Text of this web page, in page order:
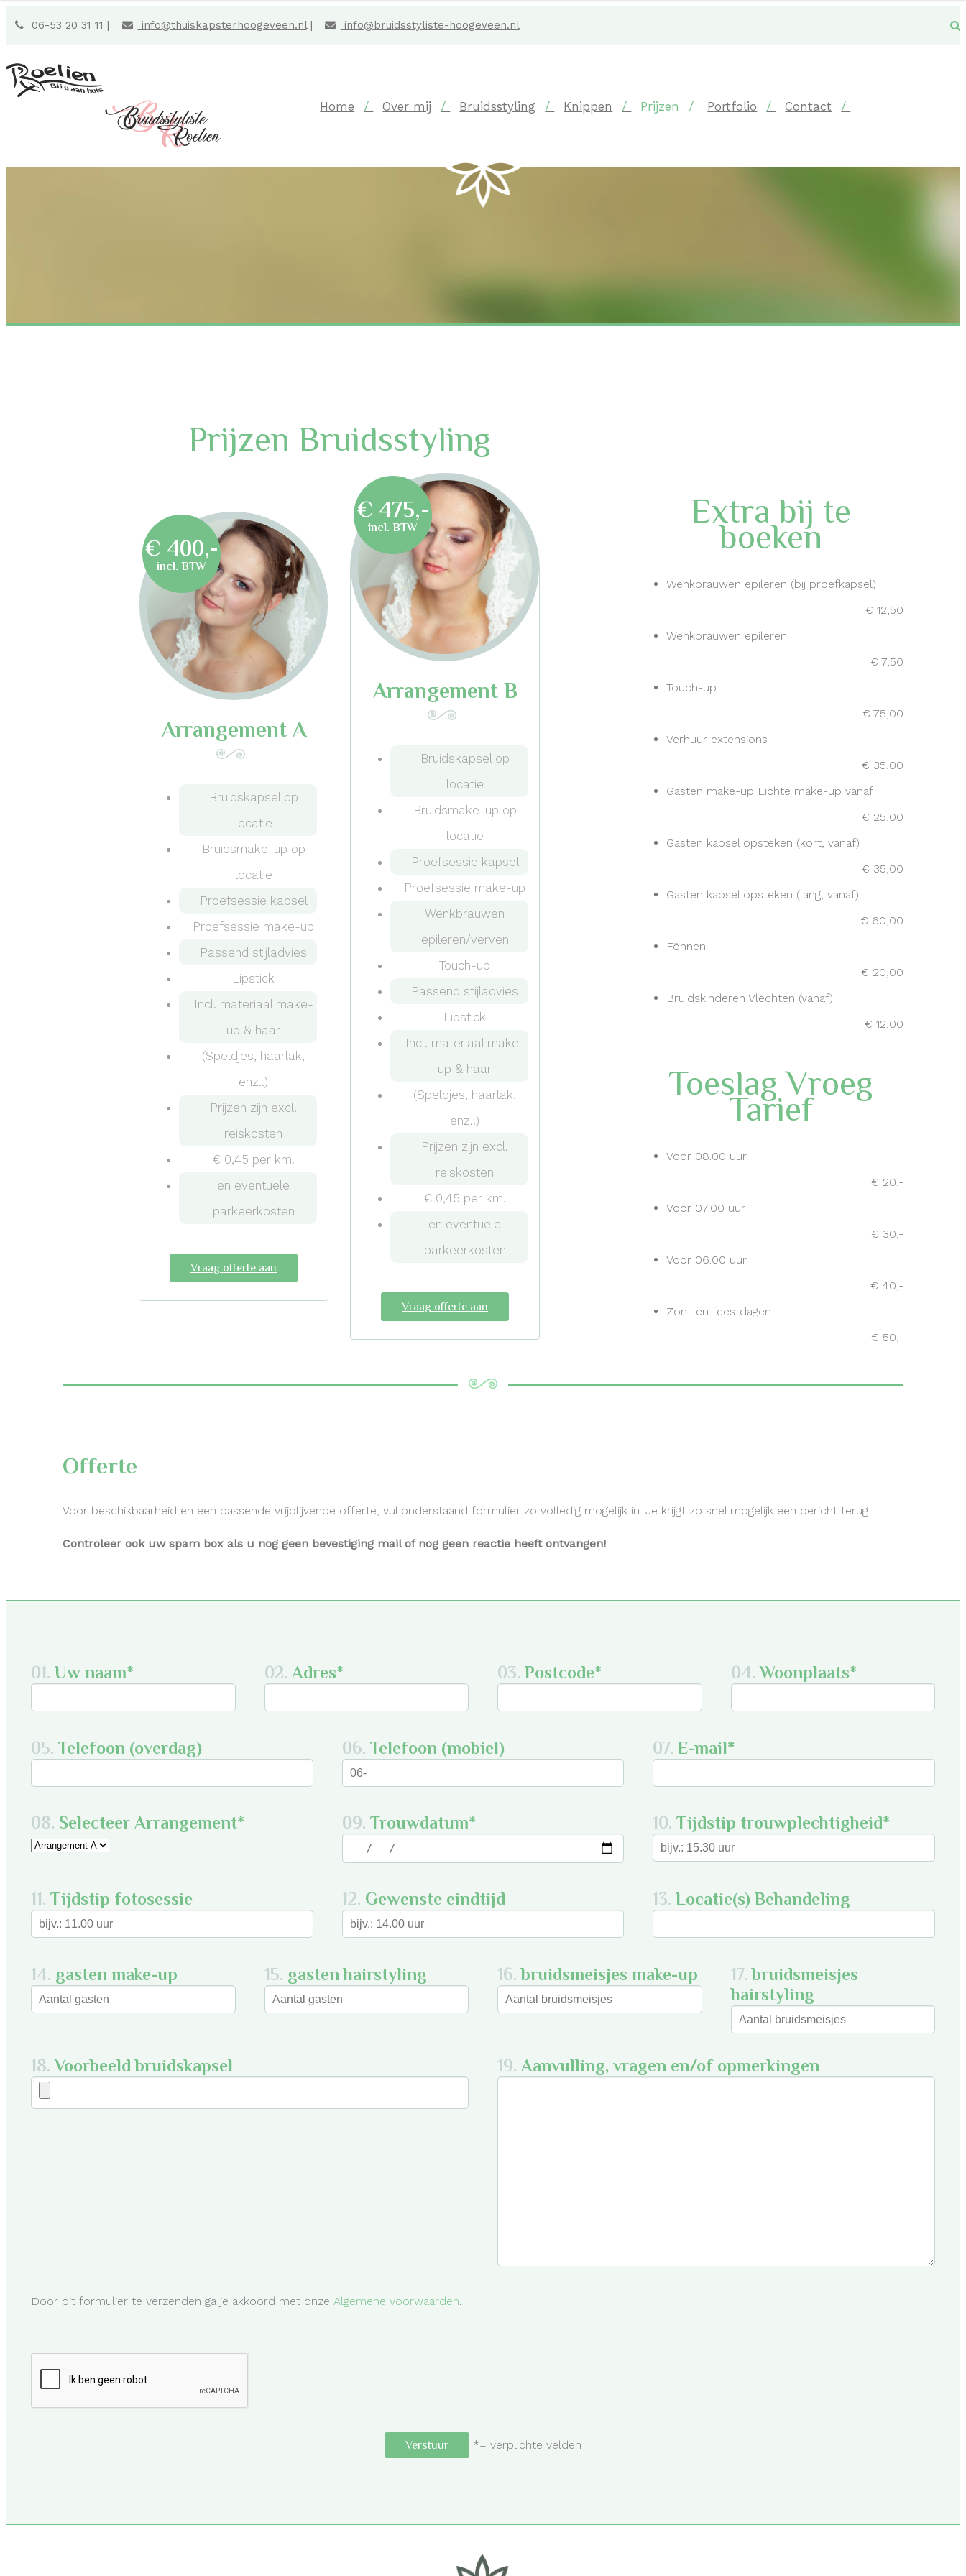
06-53 20 31 11 | info@thuiskapsterhoogeveen.nl| info@bruidsstyliste-hoogeveen.nl
Home Over mij Bruidsstyling Knippen Prijzen Portfolio Contact
Prijzen Bruidsstyling
€ 400,-
incl. BTW
Arrangement A
Bruidskapsel op
locatie
Bruidsmake-up op
locatie
Proefsessie kapsel
Proefsessie make-up
Passend stijladvies
Lipstick
Incl. materiaal make-
up & haar
(Speldjes, haarlak,
enz..)
Prijzen zijn excl.
reiskosten
€ 0,45 per km.
en eventuele
parkeerkosten
Vraag offerte aan
€ 475,-
incl. BTW
Arrangement B
Bruidskapsel op
locatie
Bruidsmake-up op
locatie
Proefsessie kapsel
Proefsessie make-up
Wenkbrauwen
epileren/verven
Touch-up
Passend stijladvies
Lipstick
Incl. materiaal make-
up & haar
(Speldjes, haarlak,
enz..)
Prijzen zijn excl.
reiskosten
€ 0,45 per km.
en eventuele
parkeerkosten
Vraag offerte aan
Extra bij te
boeken
Wenkbrauwen epileren (bij proefkapsel)
€ 12,50
Wenkbrauwen epileren
€ 7,50
Touch-up
€ 75,00
Verhuur extensions
€ 35,00
Gasten make-up Lichte make-up vanaf
€ 25,00
Gasten kapsel opsteken (kort, vanaf)
€ 35,00
Gasten kapsel opsteken (lang, vanaf)
€ 60,00
Föhnen
€ 20,00
Bruidskinderen Vlechten (vanaf)
€ 12,00
Toeslag Vroeg
Tarief
Voor 08.00 uur
€ 20,-
Voor 07.00 uur
€ 30,-
Voor 06.00 uur
€ 40,-
Zon- en feestdagen
€ 50,-
Offerte
Voor beschikbaarheid en een passende vrijblijvende offerte, vul onderstaand formulier zo volledig mogelijk in. Je krijgt zo snel mogelijk een bericht terug.
Controleer ook uw spam box als u nog geen bevestiging mail of nog geen reactie heeft ontvangen!
01. Uw naam* 02. Adres* 03. Postcode* 04. Woonplaats*
05. Telefoon (overdag) 06. Telefoon (mobiel) 07. E-mail*
08. Selecteer Arrangement* 09. Trouwdatum* 10. Tijdstip trouwplechtigheid*
11. Tijdstip fotosessie 12. Gewenste eindtijd 13. Locatie(s) Behandeling
14. gasten make-up 15. gasten hairstyling 16. bruidsmeisjes make-up 17. bruidsmeisjes
hairstyling
18. Voorbeeld bruidskapsel 19. Aanvulling, vragen en/of opmerkingen
Door dit formulier te verzenden ga je akkoord met onze Algemene voorwaarden
*= verplichte velden